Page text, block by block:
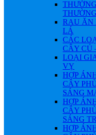
RAU ĂN
LÁ
CÁC
CÂY CỦ
LOẠI
VỴ
HỢP
CÂY
SÁNG
HỢP
CÂY
SÁNG
HỢP